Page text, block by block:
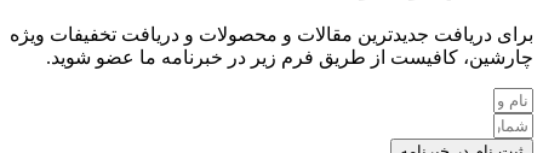
برای دریافت جدیدترین مقالات و محصولات و دریافت تخفیفات ویژه
چارشین، کافیست از طریق فرم زیر در خبرنامه ما عضو شوید.